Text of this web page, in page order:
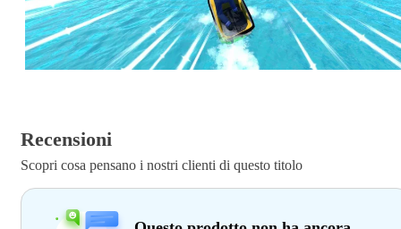
Recensioni
Scopri cosa pensano i nostri clienti di questo titolo